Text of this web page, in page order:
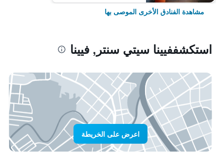
مشاهدة الفنادق الأخرى الموصى بها
استكشففيينا سيتي سنتر, فيينا
اعرض على الخريطة